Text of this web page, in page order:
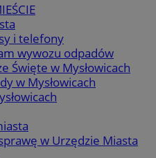
i telefony
wywozu odpadów
Święte w Mysłowicach
w Mysłowicach
w Urzędzie Miasta